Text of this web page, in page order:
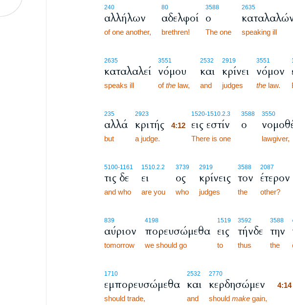
240
αλλήλων
of one another,
80
αδελφοί
brethren!
3588
ο
The one
2635
speaking ill
2635
καταλαλεί
speaks ill
3551
νόμου
ofthelaw,
2532
και
and
2919
κρίνει
judges
3551
νόμον
thelaw.
235
αλλά
but
2923
κριτής
a judge.
1520-1510.2.3
4:12 εις εστίν
There is one
3588
ο
3550
lawgiver,
5100-1161
τις δε
and who
1510.2.2
ει
are you
3739
ος
who
2919
κρίνεις
judges
3588
τον
the
2087
έτερον
other?
839
αύριον
tomorrow
4198
πορευσώμεθα
we should go
1519
εις
to
3592
τήνδε
thus
3588
την
the
1710
εμπορευσώμεθα
should trade,
2532
και
and
2770
κερδησώμεν
should makegain,
4:14